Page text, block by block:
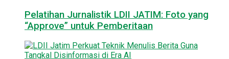
Pelatihan Jurnalistik LDII JATIM: Foto yang
“Approve” untuk Pemberitaan